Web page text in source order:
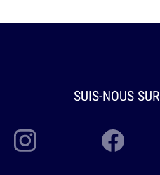
SUIS-NOUS SUR